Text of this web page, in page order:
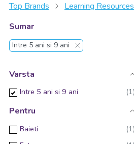
Top Brands Learning Resources
Sumar
Intre 5 ani si 9 ani
Varsta
Intre 5 ani si 9 ani
Pentru
Baieti